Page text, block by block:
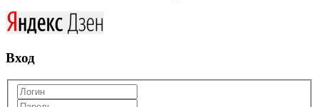
Вход